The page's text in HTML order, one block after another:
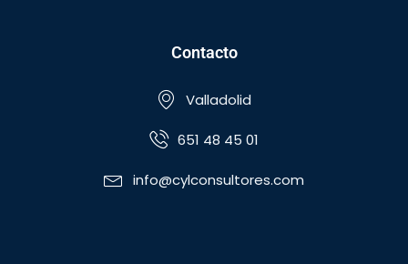
Contacto
Valladolid
651 48 45 01
info@cylconsultores.com